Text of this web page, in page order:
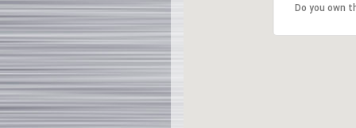
Do you own